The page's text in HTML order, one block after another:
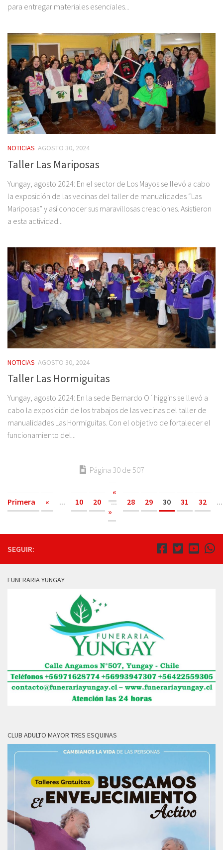
para entregar materiales esenciales...
NOTICIAS AGOSTO 30, 2024
Taller Las Mariposas
Yungay, agosto 2024: En el sector de Los Mayos se llevó a cabo
la exposición de las vecinas del taller de manualidades “Las
Mariposas” y así conocer sus maravillosas creaciones. Asistieron
a esta actividad...
NOTICIAS AGOSTO 30, 2024
Taller Las Hormiguitas
Yungay, agosto 2024: En la sede Bernardo O´higgins se llevó a
cabo la exposición de los trabajos de las vecinas del taller de
manualidades Las Hormiguitas. Con el objetivo de fortalecer el
funcionamiento del...
Página 30 de 507
«
Primera
« ... 10 20 ... 28 29 30 31 32
...
»
SEGUIR:
FUNERARIA YUNGAY
CLUB ADULTO MAYOR TRES ESQUINAS